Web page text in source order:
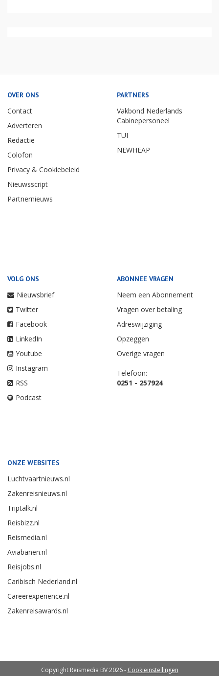
OVER ONS
Contact
Adverteren
Redactie
Colofon
Privacy & Cookiebeleid
Nieuwsscript
Partnernieuws
PARTNERS
Vakbond Nederlands
Cabinepersoneel
TUI
NEWHEAP
VOLG ONS
Nieuwsbrief
Twitter
Facebook
LinkedIn
Youtube
Instagram
RSS
Podcast
ABONNEE VRAGEN
Neem een Abonnement
Vragen over betaling
Adreswijziging
Opzeggen
Overige vragen
Telefoon:
0251 - 257924
ONZE WEBSITES
Luchtvaartnieuws.nl
Zakenreisnieuws.nl
Triptalk.nl
Reisbizz.nl
Reismedia.nl
Aviabanen.nl
Reisjobs.nl
Caribisch Nederland.nl
Careerexperience.nl
Zakenreisawards.nl
Copyright Reismedia BV 2026 - Cookieinstellingen